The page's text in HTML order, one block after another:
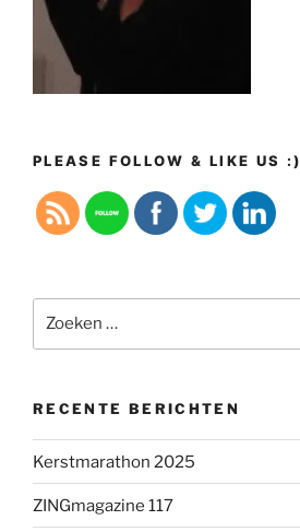
PLEASE FOLLOW & LIKE US :)
naar:
RECENTE BERICHTEN
Kerstmarathon 2025
ZINGmagazine 117